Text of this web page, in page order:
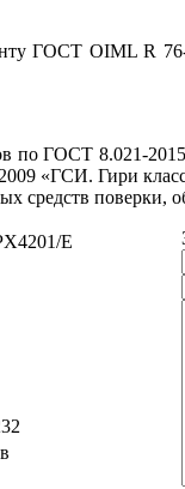
ГОСТ OIML R
по ГОСТ 8.021-
«ГСИ. Гири
средств поверки,
E